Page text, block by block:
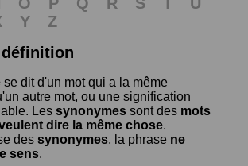
Y
Z
se dit d'un mot qui a la même
autre mot, ou une signification
Les synonymes sont des mots
dire la même chose.
des synonymes, la phrase ne
sens.